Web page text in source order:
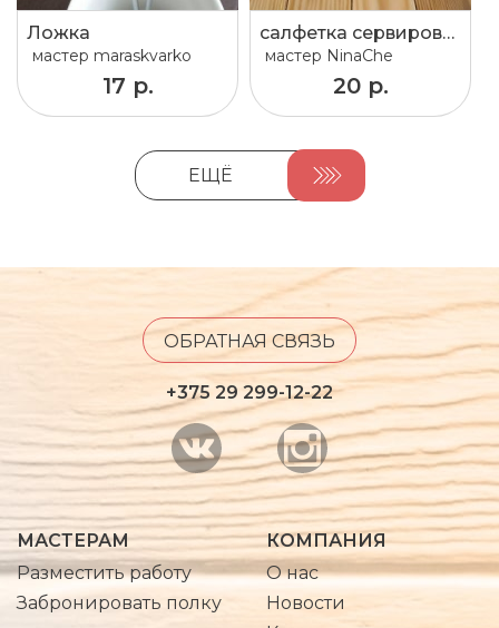
Ложка
мастер maraskvarko
17 р.
салфетка сервировочная
мастер NinaChe
20 р.
ЕЩЁ
ОБРАТНАЯ СВЯЗЬ
+375 29 299-12-22
МАСТЕРАМ
Разместить работу
Забронировать полку
КОМПАНИЯ
О нас
Новости